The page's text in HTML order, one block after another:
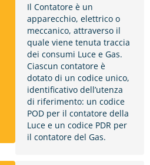
Il Contatore è un
apparecchio, elettrico o
meccanico, attraverso il
quale viene tenuta traccia
dei consumi Luce e Gas.
Ciascun contatore è
dotato di un codice unico,
identificativo dell’utenza
di riferimento: un codice
POD per il contatore della
Luce e un codice PDR per
il contatore del Gas.